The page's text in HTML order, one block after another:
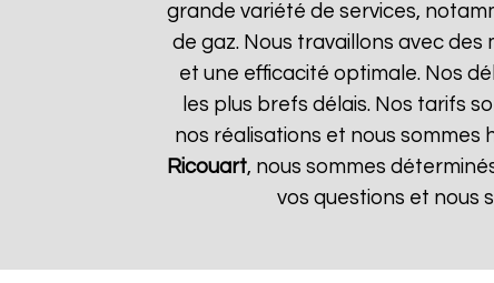
grande variété de services,
de gaz. Nous travaillons avec
et une efficacité optimale. Nos
les plus brefs délais. Nos tarifs
nos réalisations et nous sommes
Ricouart, nous sommes
vos questions et nous